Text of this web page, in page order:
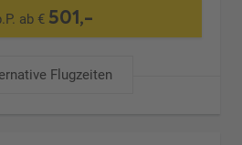
ab € 501,-
Flugzeiten